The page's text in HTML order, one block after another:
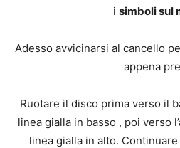
i simboli sul
Adesso avvicinarsi al cancello
appena
Ruotare il disco prima verso il
linea gialla in basso , poi verso
linea gialla in alto.